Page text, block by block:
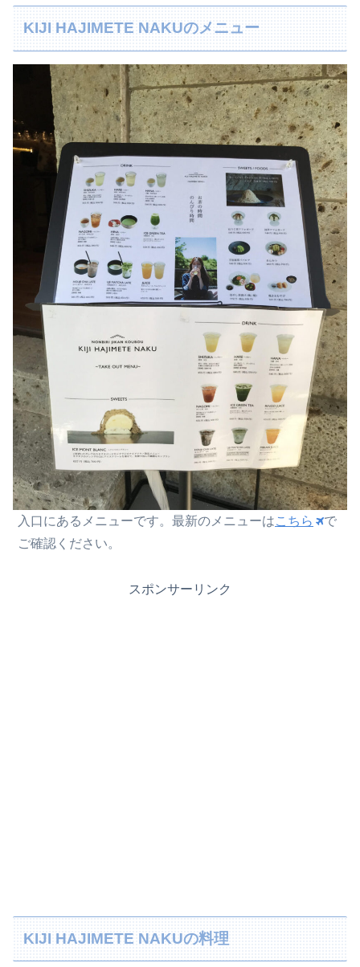
KIJI HAJIMETE NAKUのメニュー
入口にあるメニューです。 最新のメニューはこちら
で
ご確認ください。
スポンサーリンク
KIJI HAJIMETE NAKUの料理